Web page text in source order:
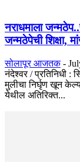
नराधमाला
जन्मठेपेची शिक्षा,
सोलापूर आजतक -
नंदेश्वर / प्रतिनिधी :
मुलीचा निर्घृण खून
येथील अतिरिक्त...